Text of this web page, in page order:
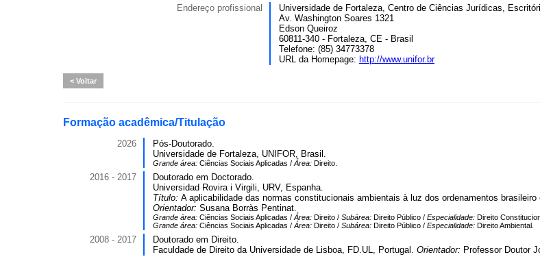
Endereço profissional
Universidade de Fortaleza, Centro de Ciências Jurídicas,
Av. Washington Soares 1321
Edson Queiroz
60811-340 - Fortaleza, CE - Brasil
Telefone: (85) 34773378
URL da Homepage: http://www.unifor.br
Voltar
Formação acadêmica/Titulação
2026
Pós-Doutorado.
Universidade de Fortaleza, UNIFOR, Brasil.
Grande área: Ciências Sociais Aplicadas / Área: Direito.
2016 - 2017
Doutorado em Doctorado.
Universidad Rovira i Virgili, URV, Espanha.
Título: A aplicabilidade das normas constitucionais ambientais à luz dos ordenamentos
Orientador: Susana Borràs Pentinat.
Grande área: Ciências Sociais Aplicadas / Área: Direito / Subárea: Direito Público / Especialidade: Direito
Grande área: Ciências Sociais Aplicadas / Área: Direito / Subárea: Direito Público / Especialidade: Direito Ambiental.
2008 - 2017
Doutorado em Direito.
Faculdade de Direito da Universidade de Lisboa, FD.UL, Portugal. Orientador: Professor Doutor